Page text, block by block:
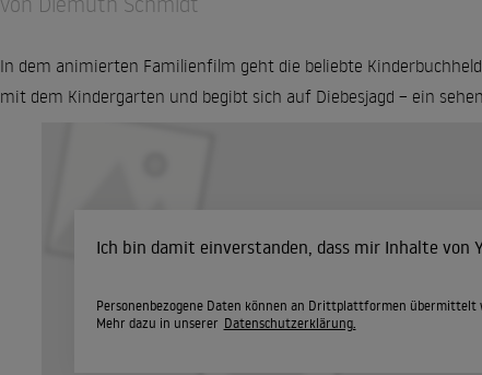
In dem animierten Familienfilm geht die beliebte
mit dem Kindergarten und begibt sich auf Diebesjagd – ein
Ich bin damit einverstanden, dass mir Inhalte von
Personenbezogene Daten können an Drittplattformen übermittelt
Mehr dazu in unserer Datenschutzerklärung.